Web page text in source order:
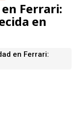
Ferrari:
en
en Ferrari: